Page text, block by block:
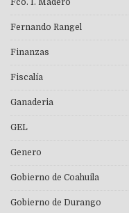
Fco. I. Madero
Fernando Rangel
Finanzas
Fiscalía
Ganaderia
GEL
Genero
Gobierno de Coahuila
Gobierno de Durango